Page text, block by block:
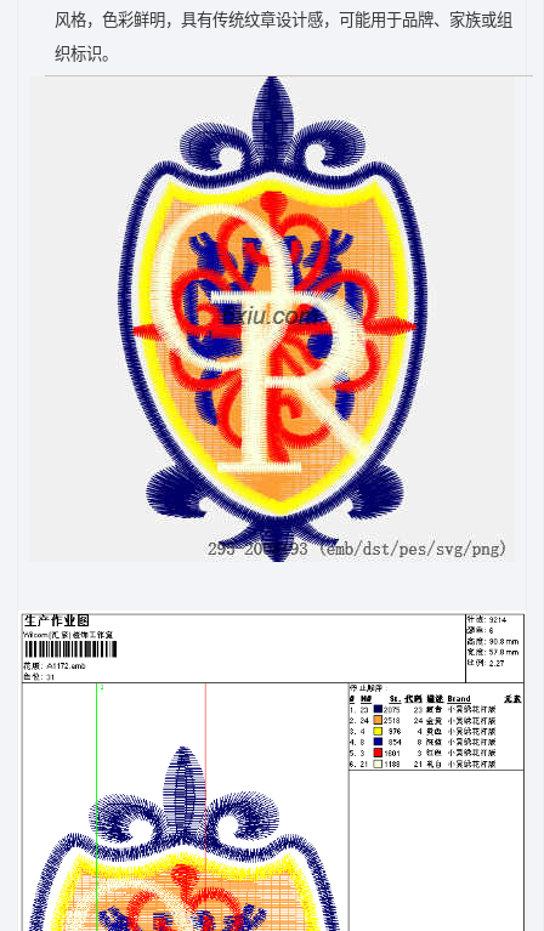
风格，色彩鲜明，具有传统纹章设计感，可能用于品牌、家族或组
织标识。